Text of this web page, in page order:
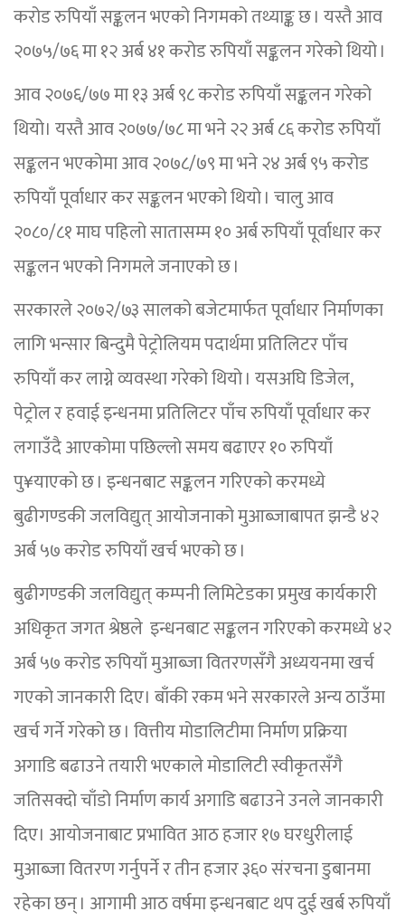
करोड रुपियाँ सङ्कलन भएको निगमको तथ्याङ्क छ । यस्तै आव
२०७५/७६ मा १२ अर्ब ४१ करोड रुपियाँ सङ्कलन गरेको थियो ।
आव २०७६/७७ मा १३ अर्ब ९८ करोड रुपियाँ सङ्कलन गरेको
थियो। यस्तै आव २०७७/७८ मा भने २२ अर्ब ८६ करोड रुपियाँ
सङ्कलन भएकोमा आव २०७८/७९ मा भने २४ अर्ब ९५ करोड
रुपियाँ पूर्वाधार कर सङ्कलन भएको थियो । चालु आव
२०८०/८१ माघ पहिलो सातासम्म १० अर्ब रुपियाँ पूर्वाधार कर
सङ्कलन भएको निगमले जनाएको छ ।
सरकारले २०७२/७३ सालको बजेटमार्फत पूर्वाधार निर्माणका
लागि भन्सार बिन्दुमै पेट्रोलियम पदार्थमा प्रतिलिटर पाँच
रुपियाँ कर लाग्ने व्यवस्था गरेको थियो । यसअघि डिजेल,
पेट्रोल र हवाई इन्धनमा प्रतिलिटर पाँच रुपियाँ पूर्वाधार कर
लगाउँदै आएकोमा पछिल्लो समय बढाएर १० रुपियाँ
पु¥याएको छ । इन्धनबाट सङ्कलन गरिएको करमध्ये
बुढीगण्डकी जलविद्युत् आयोजनाको मुआब्जाबापत झन्डै ४२
अर्ब ५७ करोड रुपियाँ खर्च भएको छ ।
बुढीगण्डकी जलविद्युत् कम्पनी लिमिटेडका प्रमुख कार्यकारी
अधिकृत जगत श्रेष्ठले इन्धनबाट सङ्कलन गरिएको करमध्ये ४२
अर्ब ५७ करोड रुपियाँ मुआब्जा वितरणसँगै अध्ययनमा खर्च
गएको जानकारी दिए। बाँकी रकम भने सरकारले अन्य ठाउँमा
खर्च गर्ने गरेको छ । वित्तीय मोडालिटीमा निर्माण प्रक्रिया
अगाडि बढाउने तयारी भएकाले मोडालिटी स्वीकृतसँगै
जतिसक्दो चाँडो निर्माण कार्य अगाडि बढाउने उनले जानकारी
दिए। आयोजनाबाट प्रभावित आठ हजार १७ घरधुरीलाई
मुआब्जा वितरण गर्नुपर्ने र तीन हजार ३६० संरचना डुबानमा
रहेका छन् । आगामी आठ वर्षमा इन्धनबाट थप दुई खर्ब रुपियाँ